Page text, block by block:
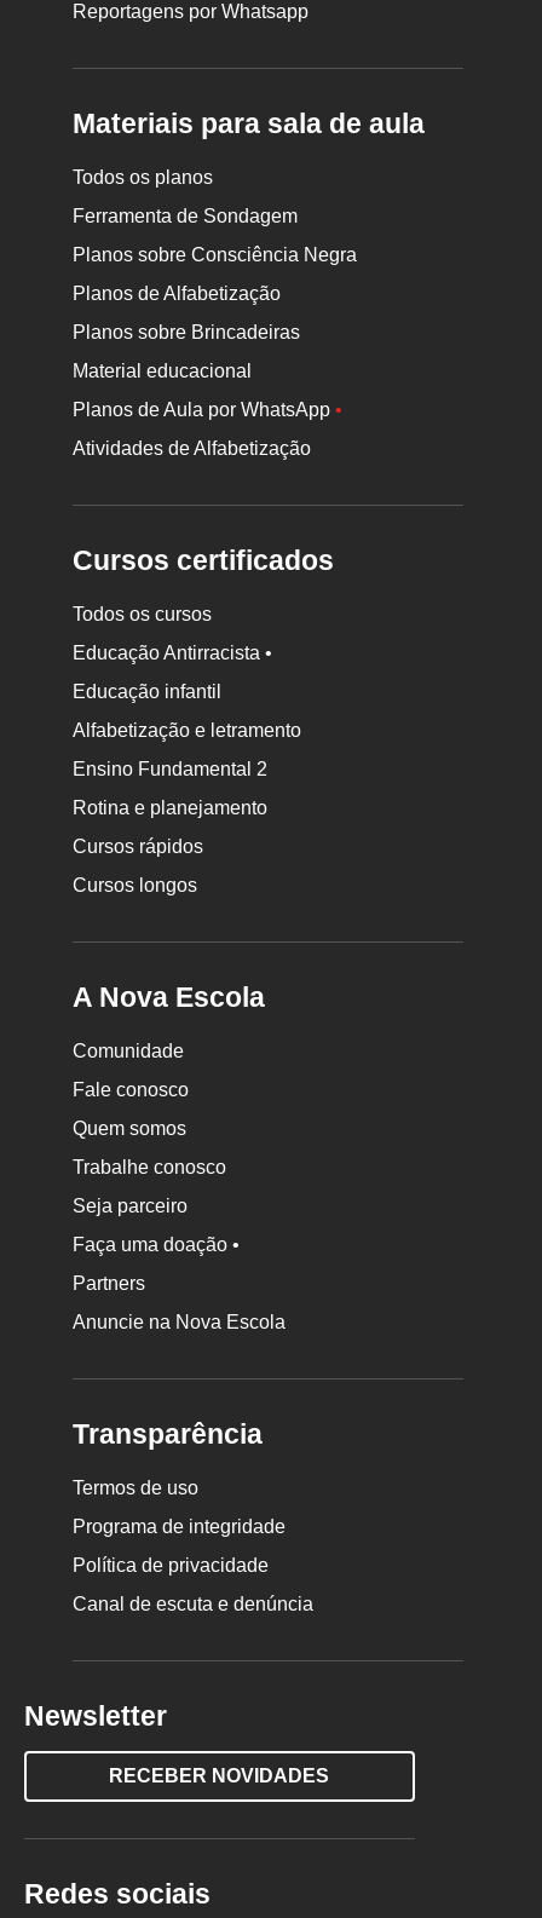
Reportagens por Whatsapp
Materiais para sala de aula
Todos os planos
Ferramenta de Sondagem
Planos sobre Consciência Negra
Planos de Alfabetização
Planos sobre Brincadeiras
Material educacional
Planos de Aula por WhatsApp•
Atividades de Alfabetização
Cursos certificados
Todos os cursos
Educação Antirracista •
Educação infantil
Alfabetização e letramento
Ensino Fundamental 2
Rotina e planejamento
Cursos rápidos
Cursos longos
A Nova Escola
Comunidade
Fale conosco
Quem somos
Trabalhe conosco
Seja parceiro
Faça uma doação •
Partners
Anuncie na Nova Escola
Transparência
Termos de uso
Programa de integridade
Política de privacidade
Canal de escuta e denúncia
Newsletter
RECEBER NOVIDADES
Redes sociais